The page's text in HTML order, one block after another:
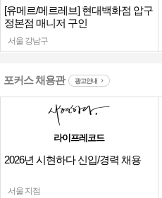
[유메르/메르레브] 현대백화점 압구
정본점 매니저 구인
서울 강남구
포커스 채용관 광고안내
라이프레코드
2026년 시현하다 신입/경력 채용
서울 지점